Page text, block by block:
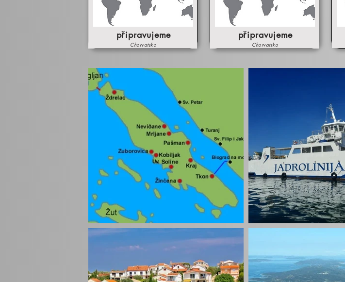
připravujeme
Chorvatsko
připravujeme
Chorvatsko